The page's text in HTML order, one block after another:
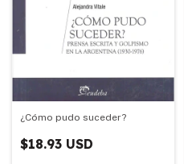
¿Cómo pudo suceder?
$18.93 USD